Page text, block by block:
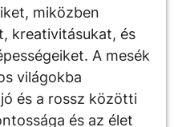
miközben
kreativitásukat, és
A mesék
világokba
és a rossz közötti
és az élet